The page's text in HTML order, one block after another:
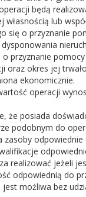
będą
lub
się o przyznanie
przyznanie
oraz okres jej
ekonomicznie.
operacji
że posiada
podobnym do
zasoby
realizować jeżeli
odpowiednią do
możliwa bez